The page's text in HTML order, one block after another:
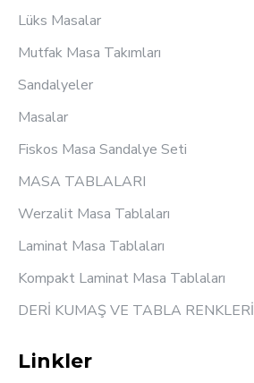
Lüks Masalar
Mutfak Masa Takımları
Sandalyeler
Masalar
Fiskos Masa Sandalye Seti
MASA TABLALARI
Werzalit Masa Tablaları
Laminat Masa Tablaları
Kompakt Laminat Masa Tablaları
DERİ KUMAŞ VE TABLA RENKLERİ
Linkler